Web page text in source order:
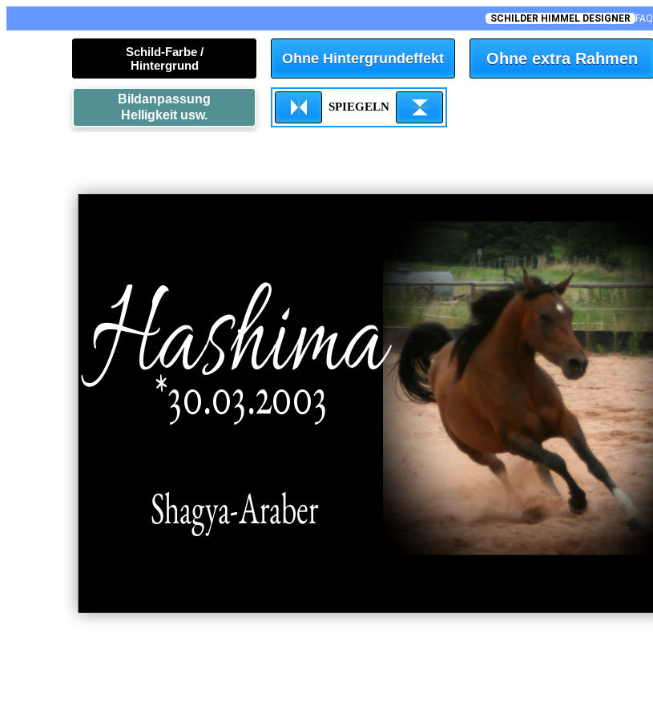
SCHILDER HIMMEL DESIGNER FAQ
Schild-Farbe /
Hintergrund
Ohne Hintergrundeffekt Ohne extra Rahmen
Bildanpassung
Helligkeit usw.
SPIEGELN
Hashima
*30.03.2003
Shagya-Araber